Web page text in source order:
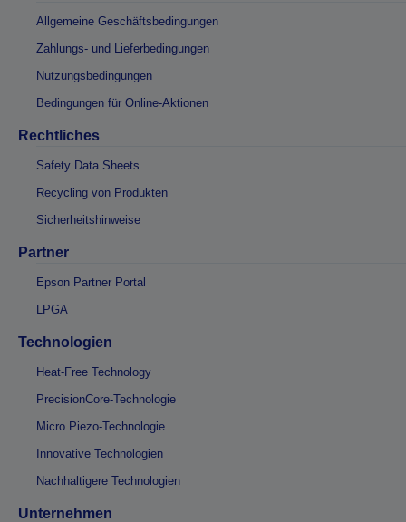
Allgemeine Geschäftsbedingungen
Zahlungs- und Lieferbedingungen
Nutzungsbedingungen
Bedingungen für Online-Aktionen
Rechtliches
Safety Data Sheets
Recycling von Produkten
Sicherheitshinweise
Partner
Epson Partner Portal
LPGA
Technologien
Heat-Free Technology
PrecisionCore-Technologie
Micro Piezo-Technologie
Innovative Technologien
Nachhaltigere Technologien
Unternehmen